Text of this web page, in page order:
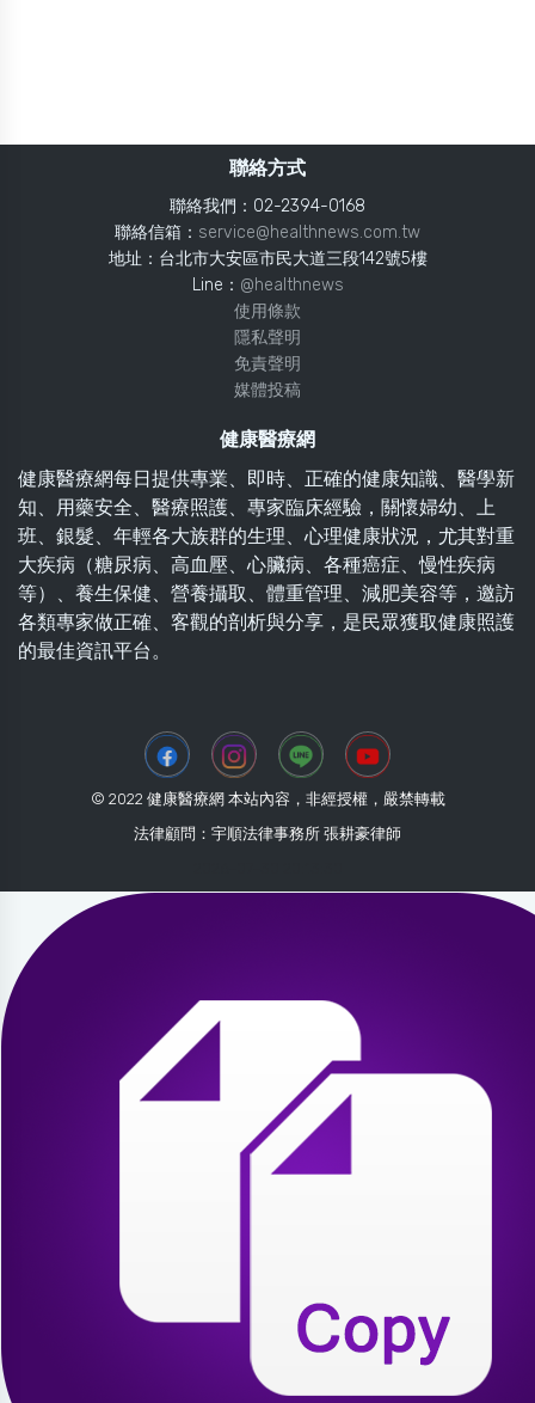
聯絡方式
聯絡我們：02-2394-0168
聯絡信箱： service@healthnews.com.tw
地址：台北市大安區市民大道三段142號5樓
Line： @healthnews
使用條款
隱私聲明
免責聲明
媒體投稿
健康醫療網
健康醫療網每日提供專業、即時、正確的健康知識、醫學新
知、用藥安全、醫療照護、專家臨床經驗，關懷婦幼、上
班、銀髮、年輕各大族群的生理、心理健康狀況，尤其對重
大疾病（糖尿病、高血壓、心臟病、各種癌症、慢性疾病
等）、養生保健、營養攝取、體重管理、減肥美容等，邀訪
各類專家做正確、客觀的剖析與分享，是民眾獲取健康照護
的最佳資訊平台。
© 2022 健康醫療網 本站內容，非經授權，嚴禁轉載
法律顧問：宇順法律事務所 張耕豪律師